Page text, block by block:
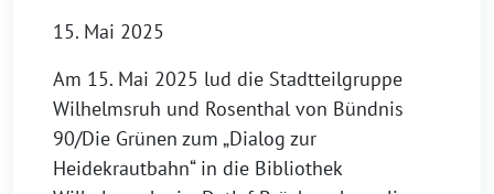
15. Mai 2025
Am 15. Mai 2025 lud die Stadtteilgruppe
Wilhelmsruh und Rosenthal von Bündnis
90/Die Grünen zum „Dialog zur
Heidekrautbahn“ in die Bibliothek